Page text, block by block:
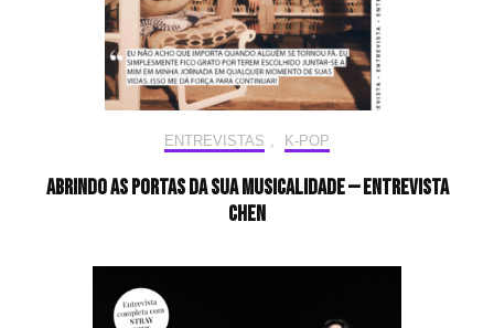
ENTREVISTAS , K-POP
Abrindo as portas da sua musicalidade — Entrevista
CHEN